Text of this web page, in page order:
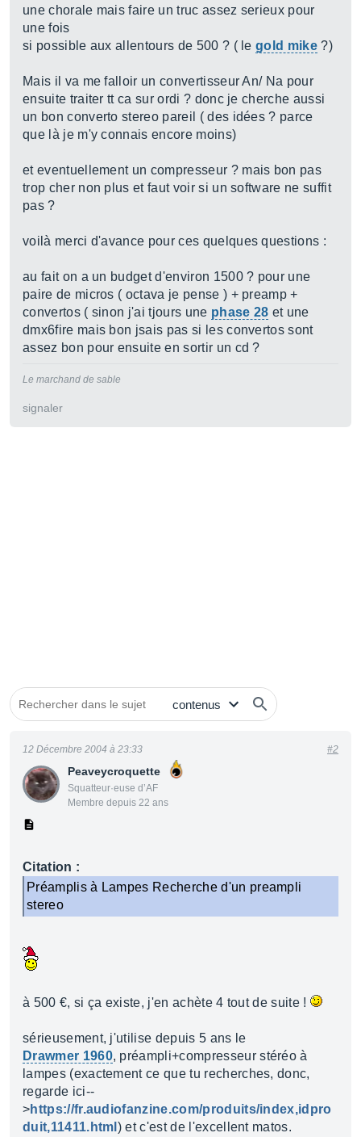
une chorale mais faire un truc assez serieux pour
une fois
si possible aux allentours de 500 ? ( legold mike ?)
Mais il va me falloir un convertisseur An/ Na pour
ensuite traiter tt ca sur ordi ? donc je cherche aussi
un bon converto stereo pareil ( des idées ? parce
que là je m'y connais encore moins)
et eventuellement un compresseur ? mais bon pas
trop cher non plus et faut voir si un software ne suffit
pas ?
voilà merci d'avance pour ces quelques questions :
au fait on a un budget d'environ 1500 ? pour une
paire de micros ( octava je pense ) + preamp +
convertos ( sinon j'ai tjours une phase 28 et une
dmx6fire mais bon jsais pas si les convertos sont
assez bon pour ensuite en sortir un cd ?
Le marchand de sable
signaler
Peaveycroquette
Squatteur·euse d’AF
Membre depuis 22 ans
12 Décembre 2004 à 23:33 #2
Citation :
Préamplis à Lampes Recherche d'un preampli
stereo
à 500 €, si ça existe, j'en achète 4 tout de suite !
sérieusement, j'utilise depuis 5 ans le
Drawmer 1960, préampli+compresseur stéréo à
lampes (exactement ce que tu recherches, donc,
regarde ici--
>https://fr.audiofanzine.com/produits/index,idpro
duit,11411.html ) et c'est de l'excellent matos.